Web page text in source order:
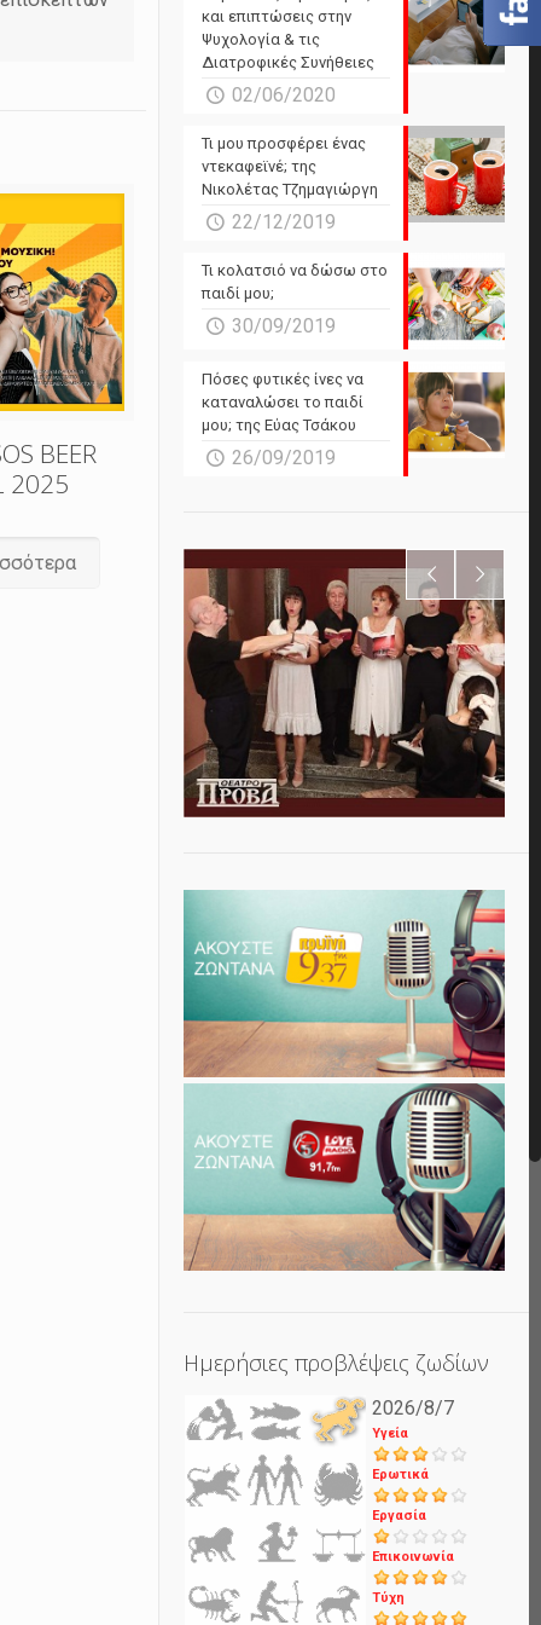
BEER
2025
και επιπτώσεις στην
Ψυχολογία & τις
Διατροφικές Συνήθειες
02/06/2020
Τι μου προσφέρει ένας
ντεκαφεϊνέ; της
Νικολέτας Τζημαγιώργη
22/12/2019
Τι κολατσιό να δώσω στο
παιδί μου;
30/09/2019
Πόσες φυτικές ίνες να
καταναλώσει το παιδί
μου; της Εύας Τσάκου
26/09/2019
Ημερήσιες προβλέψεις ζωδίων
2026/8/7
Υγεία
Ερωτικά
Εργασία
Επικοινωνία
Τύχη